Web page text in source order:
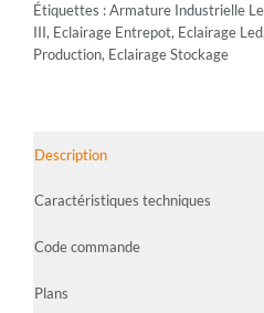
Étiquettes :Armature Industrielle
III, Eclairage Entrepot, Eclairage Led,
Production, Eclairage Stockage
Description
Caractéristiques techniques
Code commande
Plans